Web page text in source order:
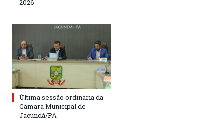
2026
Última sessão ordinária da
Câmara Municipal de
Jacundá/PA